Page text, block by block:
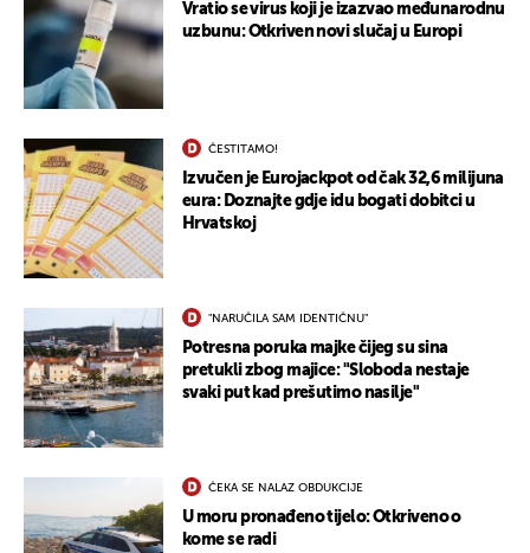
Vratio se virus koji je izazvao međunarodnu
uzbunu: Otkriven novi slučaj u Europi
ČESTITAMO!
Izvučen je Eurojackpot od čak 32,6 milijuna
eura: Doznajte gdje idu bogati dobitci u
Hrvatskoj
"NARUČILA SAM IDENTIČNU"
Potresna poruka majke čijeg su sina
pretukli zbog majice: "Sloboda nestaje
svaki put kad prešutimo nasilje"
ČEKA SE NALAZ OBDUKCIJE
U moru pronađeno tijelo: Otkriveno o
kome se radi